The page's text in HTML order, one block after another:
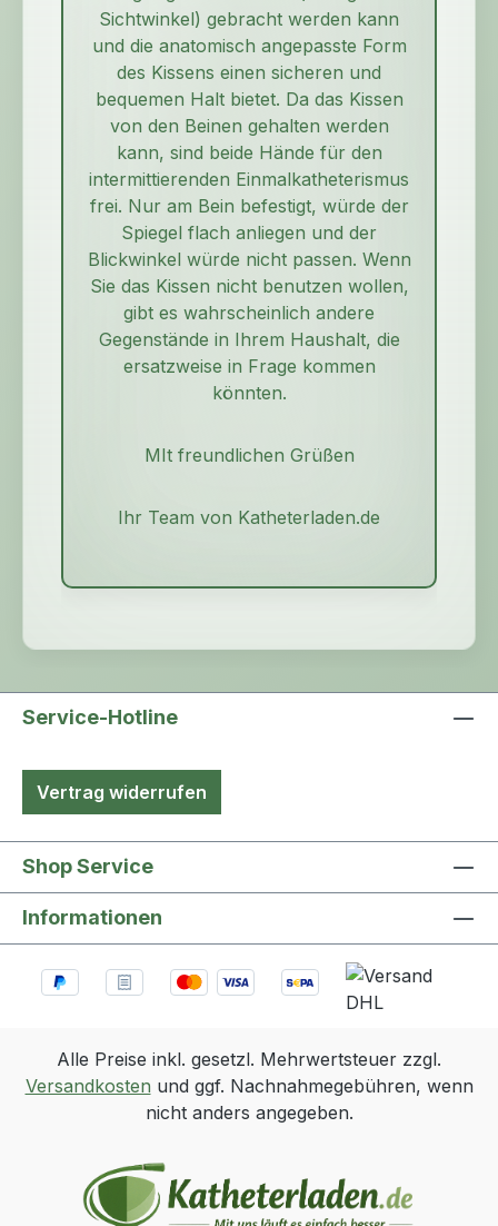
Sichtwinkel) gebracht werden kann
und die anatomisch angepasste Form
des Kissens einen sicheren und
bequemen Halt bietet. Da das Kissen
von den Beinen gehalten werden
kann, sind beide Hände für den
intermittierenden Einmalkatheterismus
frei. Nur am Bein befestigt, würde der
Spiegel flach anliegen und der
Blickwinkel würde nicht passen. Wenn
Sie das Kissen nicht benutzen wollen,
gibt es wahrscheinlich andere
Gegenstände in Ihrem Haushalt, die
ersatzweise in Frage kommen
könnten.
MIt freundlichen Grüßen
Ihr Team von Katheterladen.de
Service-Hotline
Vertrag widerrufen
Shop Service
Informationen
Alle Preise inkl. gesetzl. Mehrwertsteuer zzgl.
Versandkosten und ggf. Nachnahmegebühren, wenn
nicht anders angegeben.